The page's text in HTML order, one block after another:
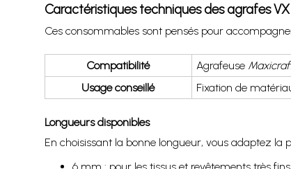
Caractéristiques techniques des agrafes
Ces consommables sont pensés pour
Compatibilité Agrafeuse
Usage conseillé
Fixation de
Longueurs disponibles
En choisissant la bonne longueur, vous adaptez la
6 mm : pour les tissus et revêtements très